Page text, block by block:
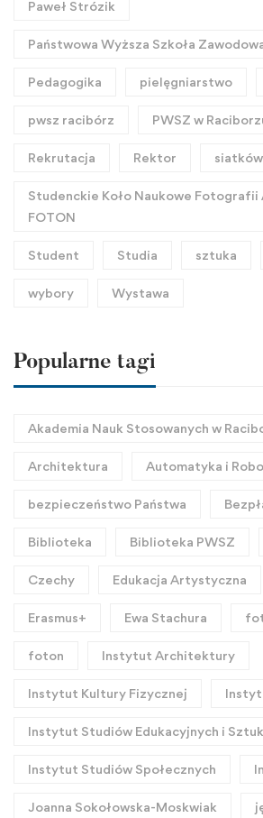
Paweł Strózik
Państwowa Wyższa Szkoła
Pedagogika pielęgniarstwo
pwsz racibórz PWSZ w
Rekrutacja Rektor
Studenckie Koło Naukowe
FOTON
Student Studia sztuka
wybory Wystawa
Popularne tagi
Akademia Nauk Stosowanych w
Architektura Automatyka i
bezpieczeństwo Państwa
Biblioteka Biblioteka PWSZ
Czechy Edukacja Artystyczna
Erasmus+ Ewa Stachura
foton Instytut Architektury
Instytut Kultury Fizycznej
Instytut Studiów Edukacyjnych i
Instytut Studiów Społecznych
Joanna Sokołowska-Moskwiak